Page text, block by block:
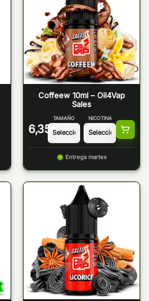
Coffeew 10ml – Oil4Vap
Sales
6,35 €
TAMAÑO NICOTINA
Entrega martes